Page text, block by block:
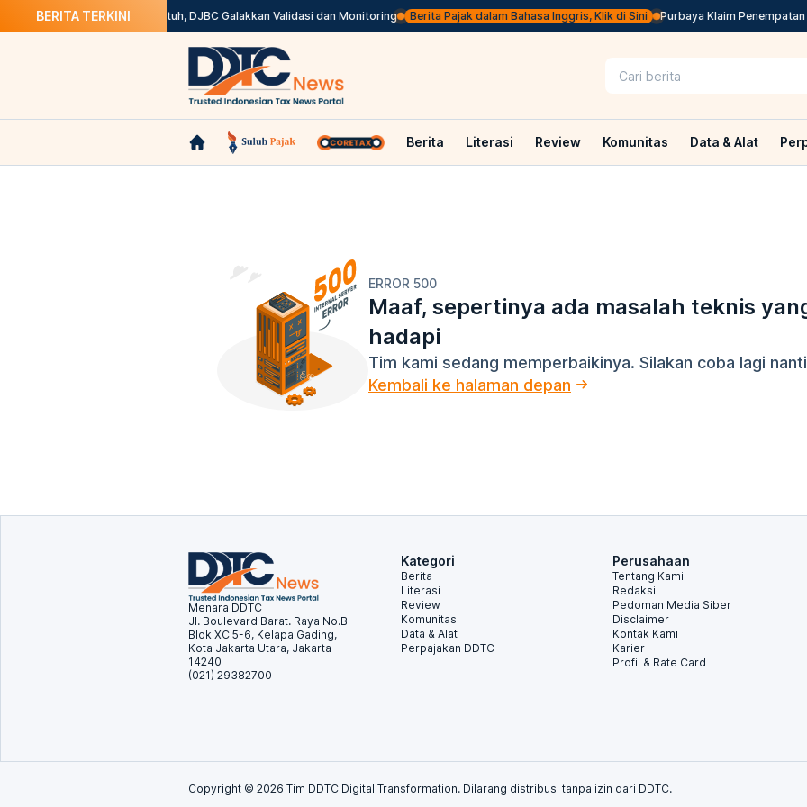
BERITA TERKINI
Pastikan Perusahaan AEO Patuh, DJBC Galakkan Validasi dan Monitoring Berita Pajak dalam Bahasa Inggris, Klik di Sini Purbaya Klaim Penempatan
Berita Literasi Review Komunitas Data & Alat
ERROR 500
Maaf, sepertinya ada masalah teknis
hadapi
Tim kami sedang memperbaikinya. Silakan coba lagi
Kembali ke halaman depan
Menara DDTC
Jl. Boulevard Barat. Raya No.B
Blok XC 5-6, Kelapa Gading,
Kota Jakarta Utara, Jakarta
14240
(021) 29382700
Kategori
Berita
Literasi
Review
Komunitas
Data & Alat
Perpajakan DDTC
Perusahaan
Tentang Kami
Redaksi
Pedoman Media Siber
Disclaimer
Kontak Kami
Karier
Profil & Rate Card
Copyright © 2026 Tim DDTC Digital Transformation. Dilarang distribusi tanpa izin dari DDTC.